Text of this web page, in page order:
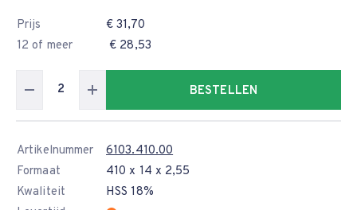
Prijs
€ 31,70
12 of meer
€ 28,53
BESTELLEN
Artikelnummer
6103.410.00
Formaat
410 x 14 x 2,55
Kwaliteit
HSS 18%